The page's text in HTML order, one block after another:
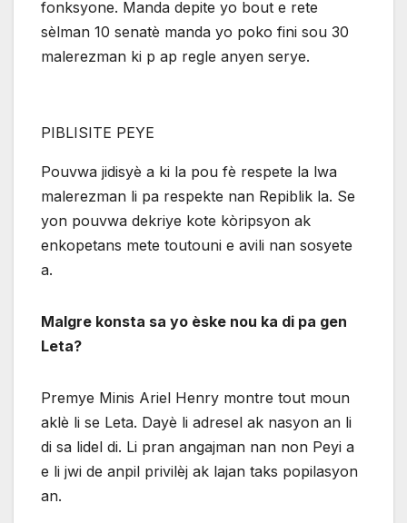
fonksyone. Manda depite yo bout e rete
sèlman 10 senatè manda yo poko fini sou 30
malerezman ki p ap regle anyen serye.
PIBLISITE PEYE
Pouvwa jidisyè a ki la pou fè respete la lwa
malerezman li pa respekte nan Repiblik la. Se
yon pouvwa dekriye kote kòripsyon ak
enkopetans mete toutouni e avili nan sosyete
a.
Malgre konsta sa yo èske nou ka di pa gen
Leta?
Premye Minis Ariel Henry montre tout moun
aklè li se Leta. Dayè li adresel ak nasyon an li
di sa lidel di. Li pran angajman nan non Peyi a
e li jwi de anpil privilèj ak lajan taks popilasyon
an.